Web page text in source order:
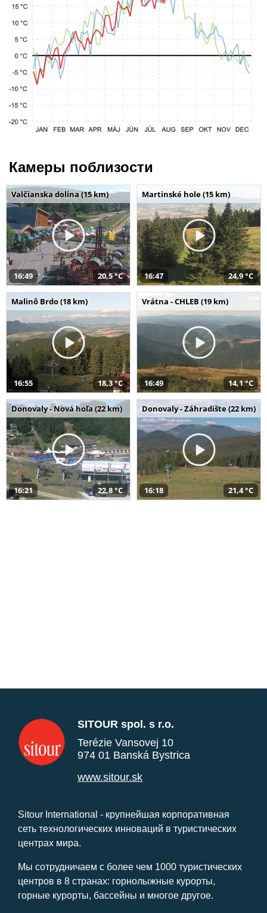
Камеры поблизости
Valčianska dolina (15 km)
16:49 20,5 °C
Martinské hole (15 km)
16:47 24,9 °C
Malinô Brdo (18 km)
16:55 18,3 °C
Vrátna - CHLEB (19 km)
16:49 14,1 °C
Donovaly - Nová hoľa (22 km)
16:21 22,8 °C
Donovaly - Záhradište (22 km)
16:18 21,4 °C
SITOUR spol. s r.o.
Terézie Vansovej 10
974 01 Banská Bystrica
www.sitour.sk
Sitour International - крупнейшая корпоративная
сеть технологических инноваций в туристических
центрах мира.
Мы сотрудничаем с более чем 1000 туристических
центров в 8 странах: горнолыжные курорты,
горные курорты, бассейны и многое другое.